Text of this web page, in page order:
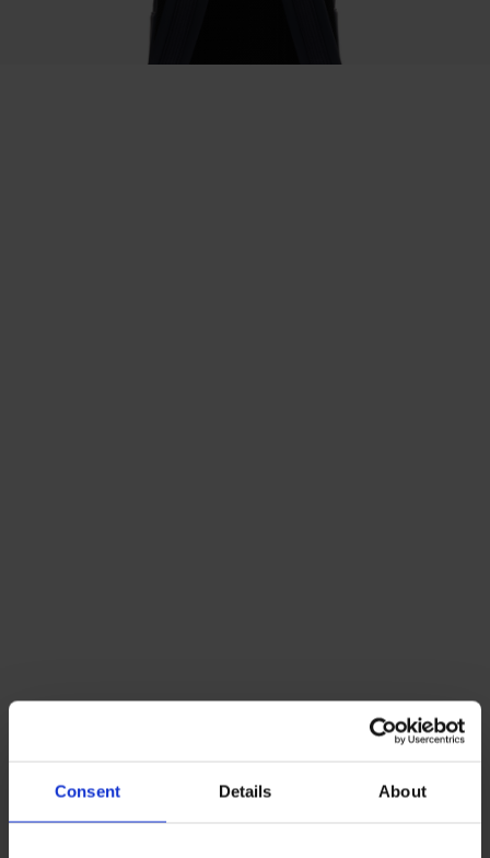
Consent Details About
Εγγραφείτε στο newsletter μας και αποκτήστε 10%στην